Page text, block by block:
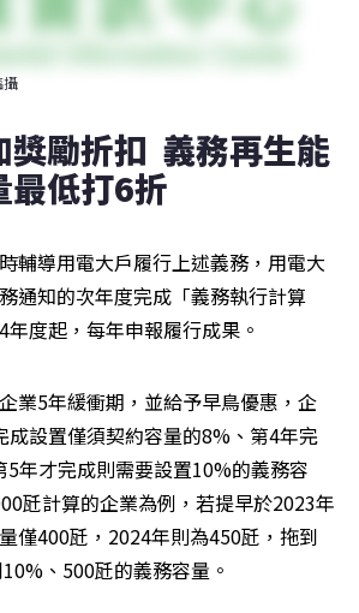
攝
勵折扣  義務再生能
最低打6折
輔導用電大戶履行上述義務，用電大
通知的次年度完成「義務執行計算
度起，每年申報履行成果。
業5年緩衝期，並給予早鳥優惠，企
成設置僅須契約容量的8%、第4年完
年才完成則需要設置10%的義務容
瓩計算的企業為例，若提早於2023年
僅400瓩，2024年則為450瓩，拖到
、500瓩的義務容量。